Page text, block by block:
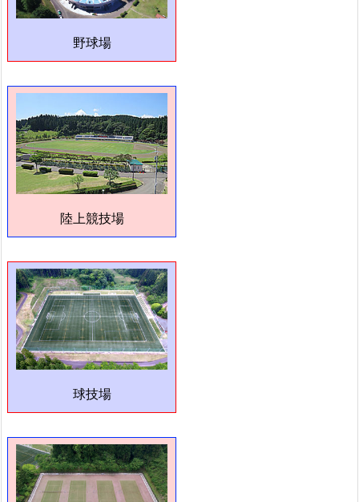
野球場
陸上競技場
球技場